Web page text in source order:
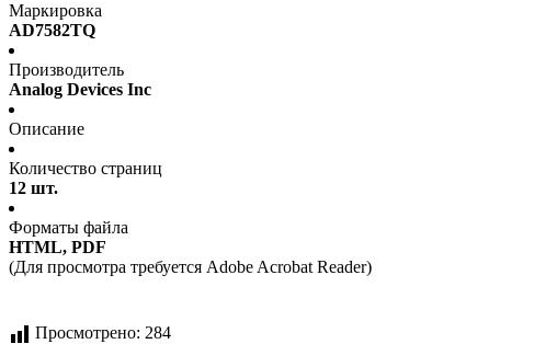
Маркировка
AD7582TQ
Производитель
Analog Devices Inc
Описание
Количество страниц
12 шт.
Форматы файла
HTML, PDF
(Для просмотра требуется Adobe Acrobat Reader)
Просмотрено: 284